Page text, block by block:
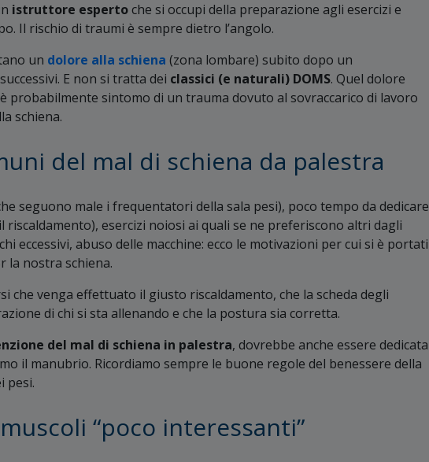
istruttore espertoche si occupi della preparazione agli esercizi e
Il rischio di traumi è sempre dietro l’angolo.
un dolore alla schiena (zona lombare) subito dopo un
E non si tratta dei classici (e naturali) DOMS. Quel dolore
probabilmente sintomo di un trauma dovuto al sovraccarico di lavoro
schiena.
del mal di schiena da palestra
seguono male i frequentatori della sala pesi), poco tempo da dedicare
riscaldamento), esercizi noiosi ai quali se ne preferiscono altri dagli
eccessivi, abuso delle macchine: ecco le motivazioni per cui si è portati
la nostra schiena.
che venga effettuato il giusto riscaldamento, che la scheda degli
di chi si sta allenando e che la postura sia corretta.
del mal di schiena in palestra, dovrebbe anche essere dedicata
il manubrio. Ricordiamo sempre le buone regole del benessere della
pesi.
“poco interessanti”